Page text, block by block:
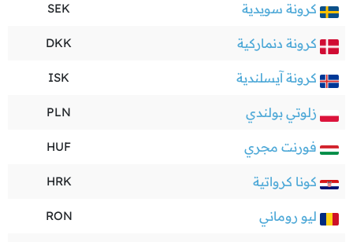
كرونة سويدية SEK
كرونة دنماركية DKK
كرونة آيسلندية ISK
زلوتي بولندي PLN
فورنت مجري HUF
كونا كرواتية HRK
ليو روماني RON